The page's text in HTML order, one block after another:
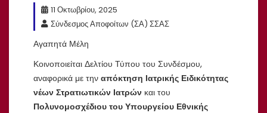
11 Οκτωβρίου, 2025
Σύνδεσμος Αποφοίτων (ΣΑ) ΣΣΑΣ
Αγαπητά Μέλη
Κοινοποιείται Δελτίου Τύπου του Συνδέσμου,
αναφορικά με την απόκτηση Ιατρικής Ειδικότητας
νέων Στρατιωτικών Ιατρών και του
Πολυνομοσχέδιου του Υπουργείου Εθνικής